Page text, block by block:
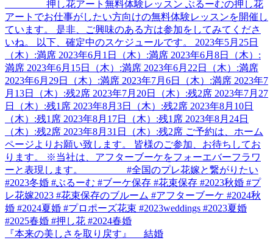
『本来の美しさを取り戻す』 結婚